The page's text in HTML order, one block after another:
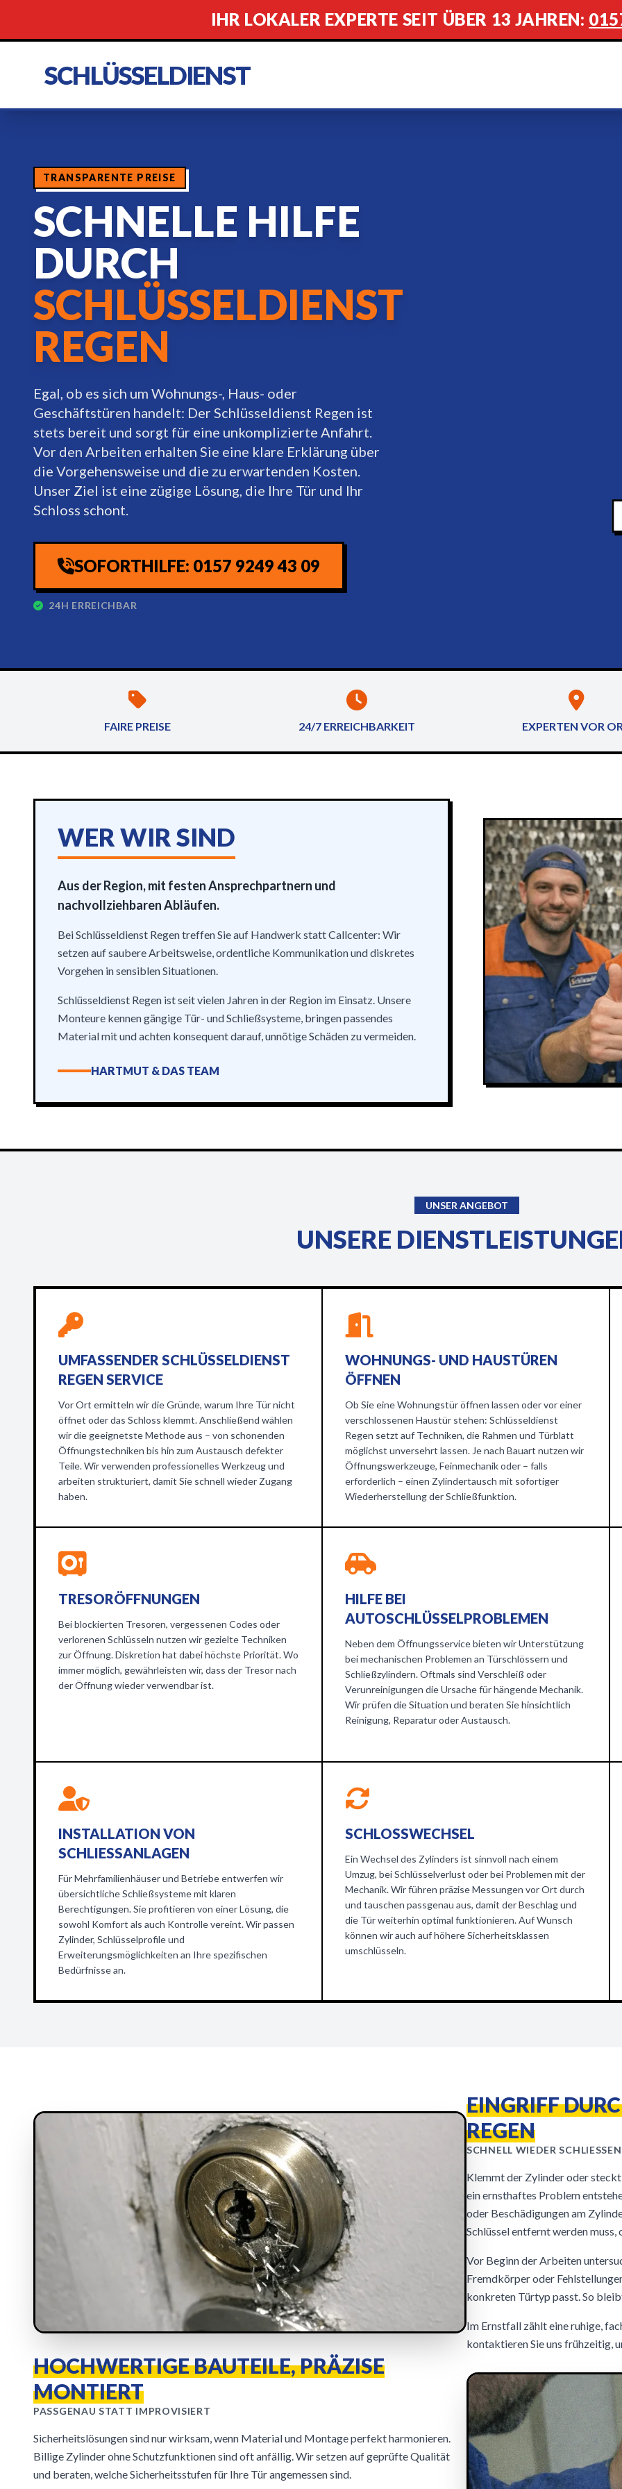
IHR LOKALER EXPERTE SEIT ÜBER 13 JAHREN:
SCHLÜSSELDIENST
TRANSPARENTE PREISE
SCHNELLE HILFE
DURCH
SCHLÜSSELDIENST
REGEN
Egal, ob es sich um Wohnungs-, Haus- oder
Geschäftstüren handelt: Der Schlüsseldienst Regen ist
stets bereit und sorgt für eine unkomplizierte Anfahrt.
Vor den Arbeiten erhalten Sie eine klare Erklärung über
die Vorgehensweise und die zu erwartenden Kosten.
Unser Ziel ist eine zügige Lösung, die Ihre Tür und Ihr
Schloss schont.
SOFORTHILFE: 0157 9249 43 09
24H ERREICHBAR
FAIRE PREISE 24/7 ERREICHBARKEIT EXPERTEN VOR
WER WIR SIND
Aus der Region, mit festen Ansprechpartnern und
nachvollziehbaren Abläufen.
Bei Schlüsseldienst Regen treffen Sie auf Handwerk statt Callcenter: Wir
setzen auf saubere Arbeitsweise, ordentliche Kommunikation und diskretes
Vorgehen in sensiblen Situationen.
Schlüsseldienst Regen ist seit vielen Jahren in der Region im Einsatz. Unsere
Monteure kennen gängige Tür- und Schließsysteme, bringen passendes
Material mit und achten konsequent darauf, unnötige Schäden zu vermeiden.
HARTMUT & DAS TEAM
UNSER ANGEBOT
UNSERE
UMFASSENDER SCHLÜSSELDIENST
REGEN SERVICE
Vor Ort ermitteln wir die Gründe, warum Ihre Tür nicht
öffnet oder das Schloss klemmt. Anschließend wählen
wir die geeignetste Methode aus – von schonenden
Öffnungstechniken bis hin zum Austausch defekter
Teile. Wir verwenden professionelles Werkzeug und
arbeiten strukturiert, damit Sie schnell wieder Zugang
haben.
WOHNUNGS- UND HAUSTÜREN
ÖFFNEN
Ob Sie eine Wohnungstür öffnen lassen oder vor einer
verschlossenen Haustür stehen: Schlüsseldienst
Regen setzt auf Techniken, die Rahmen und Türblatt
möglichst unversehrt lassen. Je nach Bauart nutzen wir
Öffnungswerkzeuge, Feinmechanik oder – falls
erforderlich – einen Zylindertausch mit sofortiger
Wiederherstellung der Schließfunktion.
TRESORÖFFNUNGEN
Bei blockierten Tresoren, vergessenen Codes oder
verlorenen Schlüsseln nutzen wir gezielte Techniken
zur Öffnung. Diskretion hat dabei höchste Priorität. Wo
immer möglich, gewährleisten wir, dass der Tresor nach
der Öffnung wieder verwendbar ist.
HILFE BEI
AUTOSCHLÜSSELPROBLEMEN
Neben dem Öffnungsservice bieten wir Unterstützung
bei mechanischen Problemen an Türschlössern und
Schließzylindern. Oftmals sind Verschleiß oder
Verunreinigungen die Ursache für hängende Mechanik.
Wir prüfen die Situation und beraten Sie hinsichtlich
Reinigung, Reparatur oder Austausch.
INSTALLATION VON
SCHLIESSANLAGEN
Für Mehrfamilienhäuser und Betriebe entwerfen wir
übersichtliche Schließsysteme mit klaren
Berechtigungen. Sie profitieren von einer Lösung, die
sowohl Komfort als auch Kontrolle vereint. Wir passen
Zylinder, Schlüsselprofile und
Erweiterungsmöglichkeiten an Ihre spezifischen
Bedürfnisse an.
SCHLOSSWECHSEL
Ein Wechsel des Zylinders ist sinnvoll nach einem
Umzug, bei Schlüsselverlust oder bei Problemen mit der
Mechanik. Wir führen präzise Messungen vor Ort durch
und tauschen passgenau aus, damit der Beschlag und
die Tür weiterhin optimal funktionieren. Auf Wunsch
können wir auch auf höhere Sicherheitsklassen
umschlüsseln.
EINGRIFF
REGEN
SCHNELL WIEDER SCHLIESSEN
Klemmt der Zylinder oder steckt
ein ernsthaftes Problem
oder Beschädigungen am
Schlüssel entfernt werden muss,
Vor Beginn der Arbeiten
Fremdkörper oder
konkreten Türtyp passt. So
Im Ernstfall zählt eine ruhige,
kontaktieren Sie uns frühzeitig,
HOCHWERTIGE BAUTEILE, PRÄZISE
MONTIERT
PASSGENAU STATT IMPROVISIERT
Sicherheitslösungen sind nur wirksam, wenn Material und Montage perfekt harmonieren.
Billige Zylinder ohne Schutzfunktionen sind oft anfällig. Wir setzen auf geprüfte Qualität
und beraten, welche Sicherheitsstufen für Ihre Tür angemessen sind.